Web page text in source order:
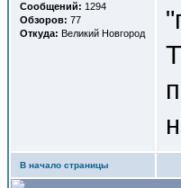
Сообщений: 1294
Обзоров: 77
Откуда: Великий Новгород
В начало страницы